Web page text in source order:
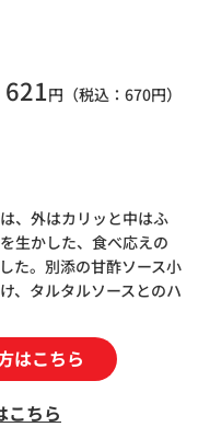
621円（税込： 670円）
、外はカリッと中はふ
生かした、食べ応えの
た。別添の甘酢ソース小
、タルタルソースとのハ
はこちら
こちら